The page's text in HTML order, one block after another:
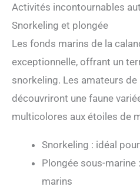
Activités incontournables
Snorkeling et plongée
Les fonds marins de la
exceptionnelle, offrant un
snorkeling. Les amateurs
découvriront une faune
multicolores aux étoiles de
Snorkeling : idéal
Plongée sous-marine
marins